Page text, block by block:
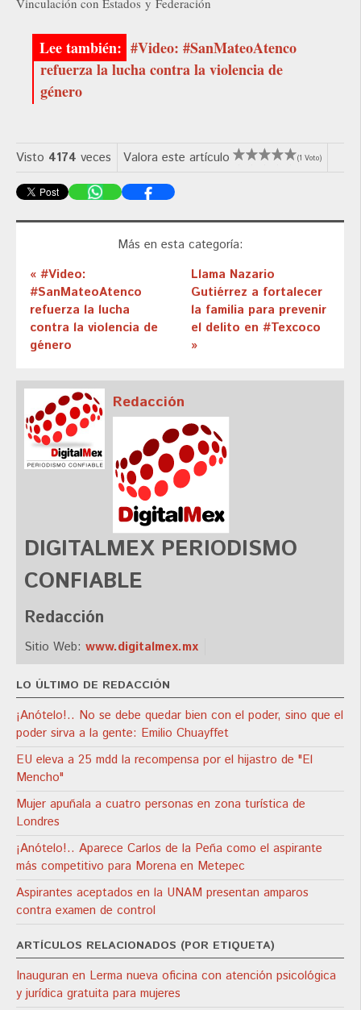
Vinculación con Estados y Federación
#Video: #SanMateoAtenco
refuerza la lucha contra la violencia de
género
Visto 4174 veces Valora este artículo (1 Voto)
Más en esta categoría:
« #Video:
#SanMateoAtenco
refuerza la lucha
contra la violencia de
género
Llama Nazario
Gutiérrez a fortalecer
la familia para prevenir
el delito en #Texcoco
»
Redacción
DIGITALMEX PERIODISMO
CONFIABLE
Redacción
Sitio Web: www.digitalmex.mx
LO ÚLTIMO DE REDACCIÓN
¡Anótelo!.. No se debe quedar bien con el poder, sino que el
poder sirva a la gente: Emilio Chuayffet
EU eleva a 25 mdd la recompensa por el hijastro de "El
Mencho"
Mujer apuñala a cuatro personas en zona turística de
Londres
¡Anótelo!.. Aparece Carlos de la Peña como el aspirante
más competitivo para Morena en Metepec
Aspirantes aceptados en la UNAM presentan amparos
contra examen de control
ARTÍCULOS RELACIONADOS (POR ETIQUETA)
Inauguran en Lerma nueva oficina con atención psicológica
y jurídica gratuita para mujeres